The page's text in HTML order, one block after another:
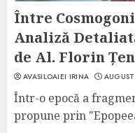
Între
Analiză
de Al. Florin
AVASILOAIEI IRINA
Într-o epocă a
propune prin